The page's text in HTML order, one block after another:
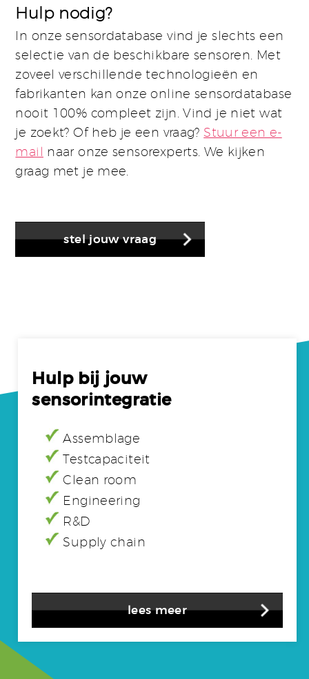
Hulp nodig?
In onze sensordatabase vind je slechts een
selectie van de beschikbare sensoren. Met
zoveel verschillende technologieën en
fabrikanten kan onze online sensordatabase
nooit 100% compleet zijn. Vind je niet wat
je zoekt? Of heb je een vraag? Stuur een e-
mail
naar onze sensorexperts. We kijken
graag met je mee.
stel jouw vraag
Hulp bij jouw
sensorintegratie
Assemblage
Testcapaciteit
Clean room
Engineering
R&D
Supply chain
lees meer